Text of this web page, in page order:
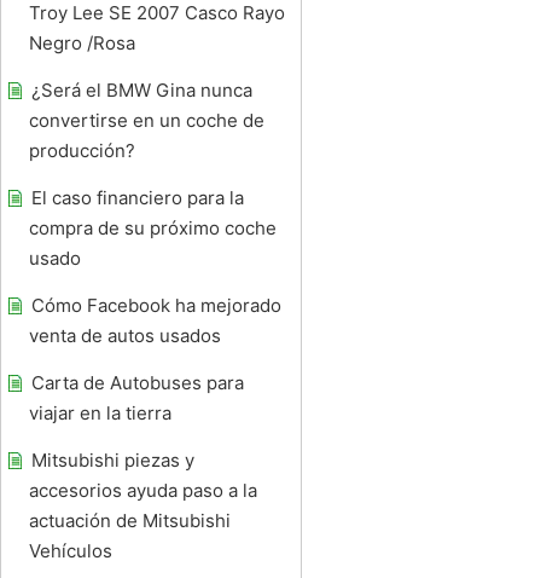
Troy Lee SE 2007 Casco Rayo
Negro /Rosa
¿Será el BMW Gina nunca
convertirse en un coche de
producción?
El caso financiero para la
compra de su próximo coche
usado
Cómo Facebook ha mejorado
venta de autos usados ​​
Carta de Autobuses para
viajar en la tierra
Mitsubishi piezas y
accesorios ayuda paso a la
actuación de Mitsubishi
Vehículos